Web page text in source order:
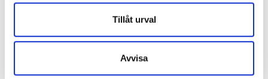
Tillåt urval
Avvisa
22 SEP, 2025 | Sveriges Radio avbryter samarbetet med
frilansmedarbetaren Baraa Lafi efter att Doku avslöjat att
hon varit engagerad i antiisraeliska kampanjer. – Det är vi